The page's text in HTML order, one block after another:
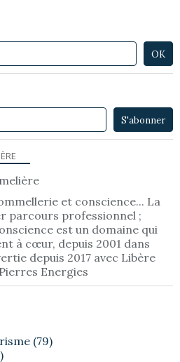
et conscience... La
parcours professionnel ;
est un domaine qui
à cœur, depuis 2001 dans
depuis 2017 avec Libère
Energies
(79)